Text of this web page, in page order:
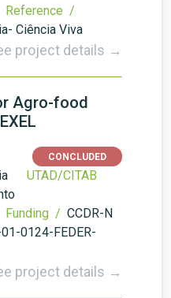
Reference /
Ciência Viva
project details →
Agro-food
CONCLUDED
UTAD/CITAB
Funding / CCDR-N
01-0124-FEDER-
project details →